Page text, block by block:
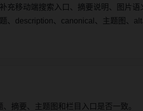
充移动端搜索入口、摘要说明、图片语
、description、canonical、主题图、
摘要、主题图和栏目入口是否一致。